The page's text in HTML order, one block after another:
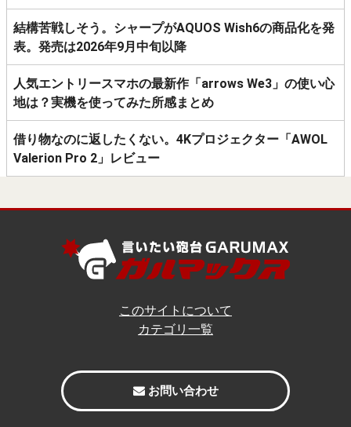
結構苦戦しそう。シャープがAQUOS Wish6の商品化を発
表。発売は2026年9月中旬以降
人気エントリースマホの最新作「arrows We3」の使い心
地は？実機を使ってみた所感まとめ
借り物なのに返したくない。4Kプロジェクター「AWOL
Valerion Pro 2」レビュー
このサイトについて
カテゴリ一覧
お問い合わせ